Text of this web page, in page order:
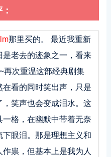
那里买的。 最近我重新
老去的迹象之一，看来
再次重温这部经典剧集
看的同时笑出声，只是
笑声也会变成泪水。这
格，在幽默中带着无奈
眼泪。那是理想主义和
祟，但基本上是我为人